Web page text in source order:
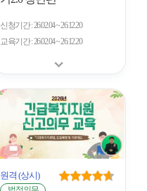
신청기간 26.02.04 ~ 26.12.20
교육기간 26.02.04 ~ 26.12.20
원격 (상시)